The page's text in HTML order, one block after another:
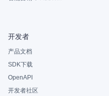
开发者
产品文档
SDK下载
OpenAPI
开发者社区